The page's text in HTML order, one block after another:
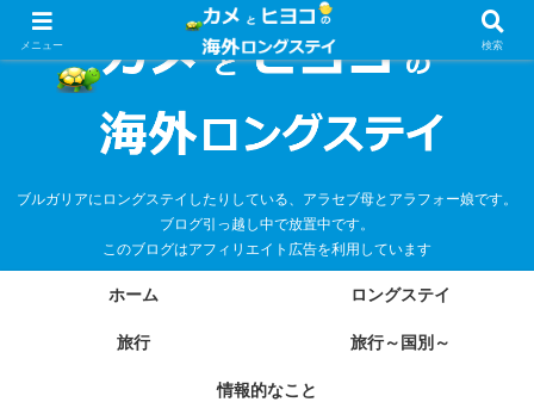
ブルガリアにロングステイしたりしている、アラセブ母とアラフォー娘です。
ブログ引っ越し中で放置中です。
このブログはアフィリエイト広告を利用しています
ホーム ロングステイ
旅行 旅行～国別～
情報的なこと
メニュー 検索